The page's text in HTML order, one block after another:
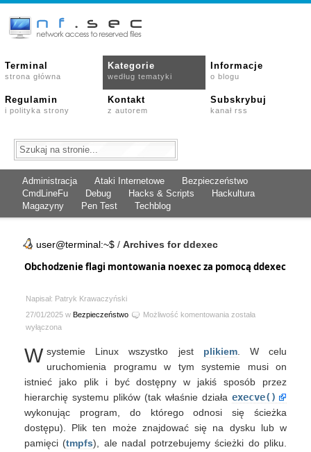
Terminal
strona główna
Kategorie
według tematyki
Informacje
o blogu
Regulamin
i polityka strony
Kontakt
z autorem
Subskrybuj
kanał rss
Administracja Ataki Internetowe
Bezpieczeństwo
CmdLineFu
Debug Hacks & Scripts
Hackultura
Magazyny
Pen Test Techblog
user@terminal:~$ / Archives for ddexec
Obchodzenie flagi montowania noexec za pomocą ddexec
Napisał: Patryk Krawaczyński
27/01/2025 w Bezpieczeństwo Możliwość komentowania Obchodzenie
noexec
za
została
wyłączona
W systemie Linux wszystko jest plikiem. W celu
uruchomienia programu w tym systemie musi on
istnieć jako plik i być dostępny w jakiś sposób przez
hierarchię systemu plików (tak właśnie działa execve()
wykonując program, do którego odnosi się ścieżka
dostępu). Plik ten może znajdować się na dysku lub w
pamięci (tmpfs), ale nadal potrzebujemy ścieżki do pliku.